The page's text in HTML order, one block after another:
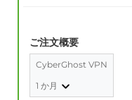
ご注文概要
CyberGhost VPN
1 か月